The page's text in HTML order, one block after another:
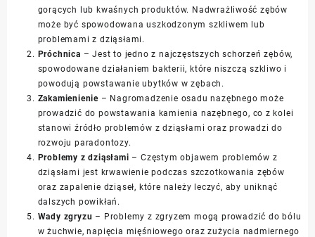
gorących lub kwaśnych produktów. Nadwrażliwość zębów
może być spowodowana uszkodzonym szkliwem lub
problemami z dziąsłami.
Próchnica – Jest to jedno z najczęstszych schorzeń zębów,
spowodowane działaniem bakterii, które niszczą szkliwo i
powodują powstawanie ubytków w zębach.
Zakamienienie– Nagromadzenie osadu nazębnego może
prowadzić do powstawania kamienia nazębnego, co z kolei
stanowi źródło problemów z dziąsłami oraz prowadzi do
rozwoju paradontozy.
Problemy z dziąsłami – Częstym objawem problemów z
dziąsłami jest krwawienie podczas szczotkowania zębów
oraz zapalenie dziąseł, które należy leczyć, aby uniknąć
dalszych powikłań.
Wady zgryzu – Problemy z zgryzem mogą prowadzić do bólu
w żuchwie, napięcia mięśniowego oraz zużycia nadmiernego